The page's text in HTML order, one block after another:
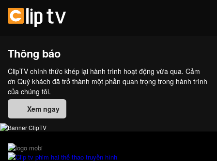
Thông báo
ClipTV chính thức khép lại hành trình hoạt động vừa qua. Cảm
ơn Quý khách đã trở thành một phần quan trọng trong hành trình
của chúng tôi.
Xem ngay